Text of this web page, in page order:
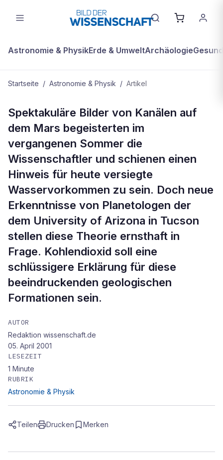
Astronomie & PhysikErde & UmweltArchäologie
Startseite / Astronomie & Physik / Artikel
Hat Kohlendioxid die Kanäle auf
dem Mars gebildet?
Spektakuläre Bilder von Kanälen auf
dem Mars begeisterten im
vergangenen Sommer die
Wissenschaftler und schienen einen
Hinweis für heute versiegte
Wasservorkommen zu sein. Doch neue
Erkenntnisse von Planetologen der
dem University of Arizona in Tucson
stellen diese Theorie ernsthaft in
Frage. Kohlendioxid soll eine
schlüssigere Erklärung für diese
beeindruckenden geologischen
Formationen sein.
AUTOR
Redaktion wissenschaft.de
05. April 2001
LESEZEIT
1 Minute
RUBRIK
Astronomie & Physik
Teilen Drucken Merken